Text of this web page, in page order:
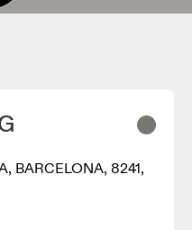
BARCELONA, 8241,